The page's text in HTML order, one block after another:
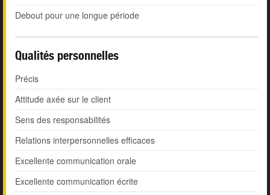
Debout pour une longue période
Qualités personnelles
Précis
Attitude axée sur le client
Sens des responsabilités
Relations interpersonnelles efficaces
Excellente communication orale
Excellente communication écrite